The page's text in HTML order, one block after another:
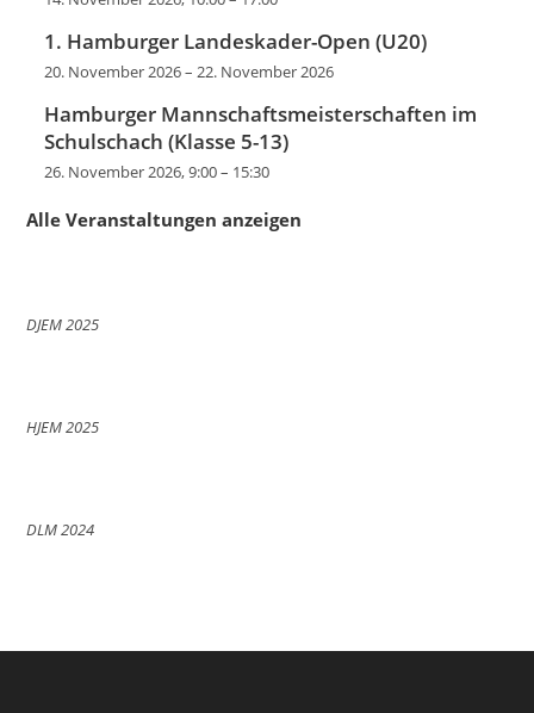
1. Hamburger Landeskader-Open (U20)
20. November 2026–22. November 2026
Hamburger Mannschaftsmeisterschaften im
Schulschach (Klasse 5-13)
26. November 2026, 9:00– 15:30
Alle Veranstaltungen anzeigen
DJEM 2025
HJEM 2025
DLM 2024